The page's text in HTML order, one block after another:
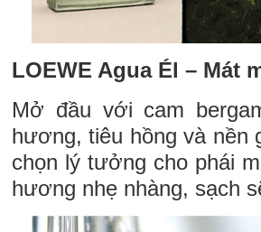
LOEWE Agua Él – Mát
Mở đầu với cam
hương, tiêu hồng và nền
chọn lý tưởng cho phái
hương nhẹ nhàng, sạch